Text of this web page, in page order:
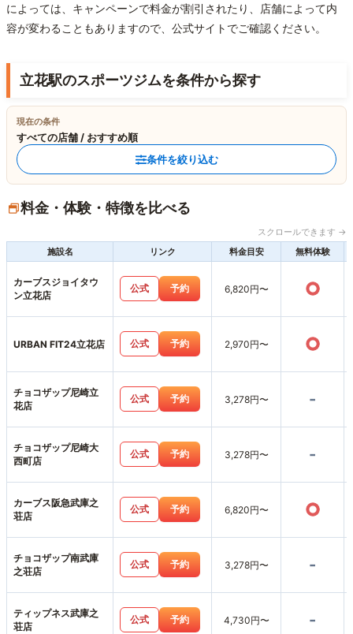
によっては、キャンペーンで料金が割引されたり、店舗によって内
容が変わることもありますので、公式サイトでご確認ください。
立花駅のスポーツジムを条件から探す
現在の条件
すべての店舗 / おすすめ順
条件を絞り込む
料金・体験・特徴を比べる
スクロールできます →
施設名
リンク 料金目安 無料体験
カーブスジョイタウ
ン立花店
公式 予約 6,820円〜 ○
URBAN FIT24立花店 公式 予約 2,970円〜 ○
チョコザップ尼崎立
花店
公式 予約 3,278円〜 -
チョコザップ尼崎大
西町店
公式 予約 3,278円〜 -
カーブス阪急武庫之
荘店
公式 予約 6,820円〜 ○
チョコザップ南武庫
之荘店
公式 予約 3,278円〜 -
ティップネス武庫之
荘店
公式 予約 4,730円〜 -